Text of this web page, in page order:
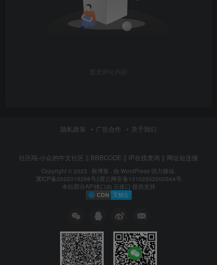
暂无评论内容
隐私政策 广告合作 关于我们
社区啦-小众的中文社区 || BBBCODE || IP在线查询 || 网址短连接
Copyright © 2023 · 根博客 · 由 WordPress 强力驱动.
冀ICP备2022019298号|| 冀公网安备13102502000544号
本站部分API接口由 云接口 提供支持